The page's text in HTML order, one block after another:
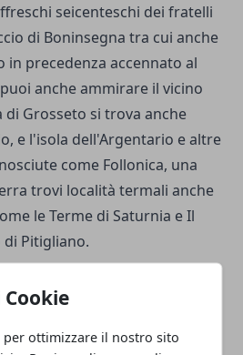
Cookie
ottimizzare il nostro sito
seicenteschi dei fratelli
di Boninsegna tra cui anche
in precedenza accennato al
anche ammirare il vicino
di Grosseto si trova anche
e l'isola dell'Argentario e altre
come Follonica, una
trovi località termali anche
le Terme di Saturnia e Il
Pitigliano.